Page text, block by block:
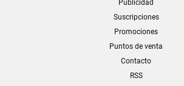
Publicidad
Suscripciones
Promociones
Puntos de venta
Contacto
RSS